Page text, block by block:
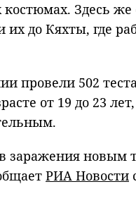
Здесь же
их до Кяхты, где
провели 502
от 19 до 23
заражения новым
РИА Новости